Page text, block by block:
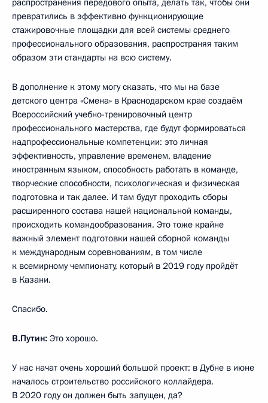
превратились в эффективно функционирующие
стажировочные площадки для всей системы среднего
профессионального образования, распространяя таким
образом эти стандарты на всю систему.
В дополнение к этому могу сказать, что мы на базе
детского центра «Смена» в Краснодарском крае создаём
Всероссийский учебно-тренировочный центр
профессионального мастерства, где будут формироваться
надпрофессиональные компетенции: это личная
эффективность, управление временем, владение
иностранным языком, способность работать в команде,
творческие способности, психологическая и физическая
подготовка и так далее. И там будут проходить сборы
расширенного состава нашей национальной команды,
происходить командообразования. Это тоже крайне
важный элемент подготовки нашей сборной команды
к международным соревнованиям, в том числе
к всемирному чемпионату, который в 2019 году пройдёт
в Казани.
Спасибо.
В.Путин: Это хорошо.
У нас начат очень хороший большой проект: в Дубне в июне
началось строительство российского коллайдера.
В 2020 году он должен быть запущен, да?